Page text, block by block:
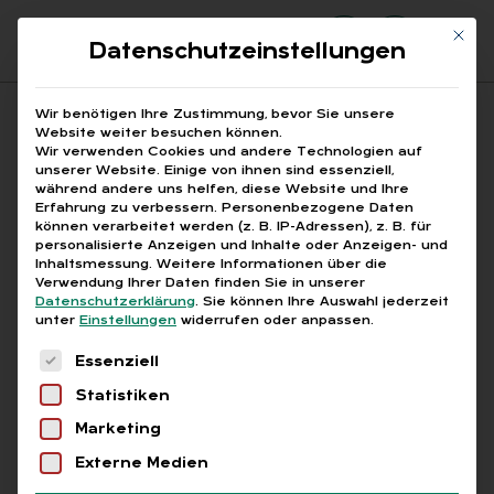
Suchfeld
Suchen
Breadcrumb-Navigation
STARTSEITE AUFBEWAHRUNGSFRISTEN
Alle Bei­trä­ge mit dem
Schlag­wort „Auf­be­wah­
rungs­fris­ten“
Mit
Datenschutzeinstellungen
Wir benötigen Ihre Zustimmung, bevor Sie unsere
Website weiter besuchen können.
Wir verwenden Cookies und andere Technologien auf
unserer Website. Einige von ihnen sind essenziell,
während andere uns helfen, diese Website und Ihre
Erfahrung zu verbessern. Personenbezogene Daten
können verarbeitet werden (z. B. IP-Adressen), z. B. für
personalisierte Anzeigen und Inhalte oder Anzeigen- und
Inhaltsmessung. Weitere Informationen über die
Verwendung Ihrer Daten finden Sie in unserer
Datenschutzerklärung. Sie können Ihre Auswahl jederzeit
unter Einstellungen widerrufen oder anpassen.
Es folgt eine Liste der Service-Gruppen, für
Essenziell
Statistiken
Marketing
Externe Medien